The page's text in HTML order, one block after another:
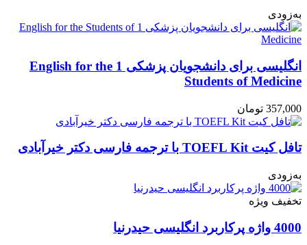
به‌زودی
انگلیسی برای دانشجویان پزشکی 1 English for the
Students of Medicine
357,000 تومان
تافل کیت TOEFL Kit با ترجمه فارسی دکتر خیرآبادی
به‌زودی
تخفیف ویژه
4000 واژه پرکاربرد انگلیسی حیدرنیا